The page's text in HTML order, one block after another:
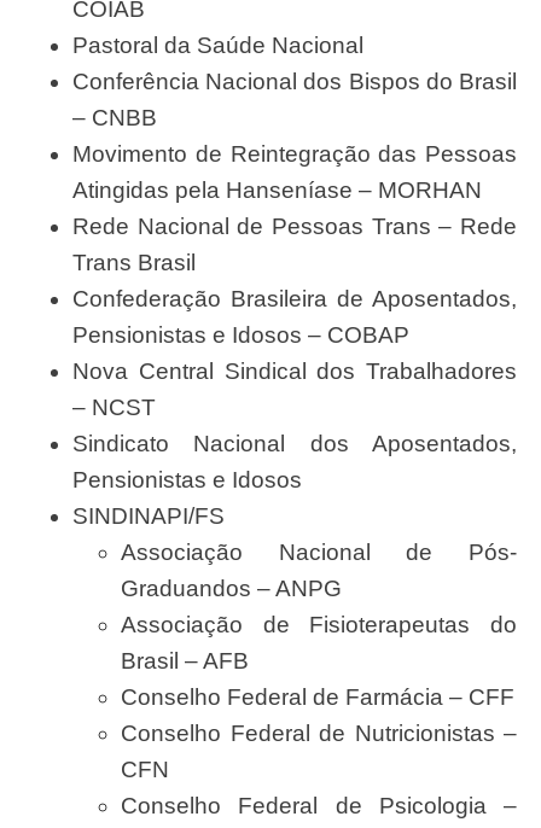
COIAB
Pastoral da Saúde Nacional
Conferência Nacional dos Bispos do Brasil
– CNBB
Movimento de Reintegração das Pessoas
Atingidas pela Hanseníase – MORHAN
Rede Nacional de Pessoas Trans – Rede
Trans Brasil
Confederação Brasileira de Aposentados,
Pensionistas e Idosos – COBAP
Nova Central Sindical dos Trabalhadores
– NCST
Sindicato Nacional dos Aposentados,
Pensionistas e Idosos
SINDINAPI/FS
Associação Nacional de Pós-
Graduandos – ANPG
Associação de Fisioterapeutas do
Brasil – AFB
Conselho Federal de Farmácia – CFF
Conselho Federal de Nutricionistas –
CFN
Conselho Federal de Psicologia –